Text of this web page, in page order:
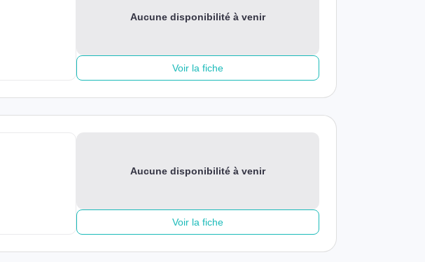
Aucune disponibilité à venir
Voir la fiche
Aucune disponibilité à venir
Voir la fiche